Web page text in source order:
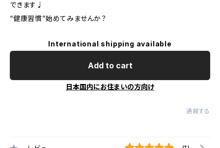
できます♩
“健康習慣”始めてみませんか？
International shipping available
Add to cart
日本国内にお住まいの方向け
通報する